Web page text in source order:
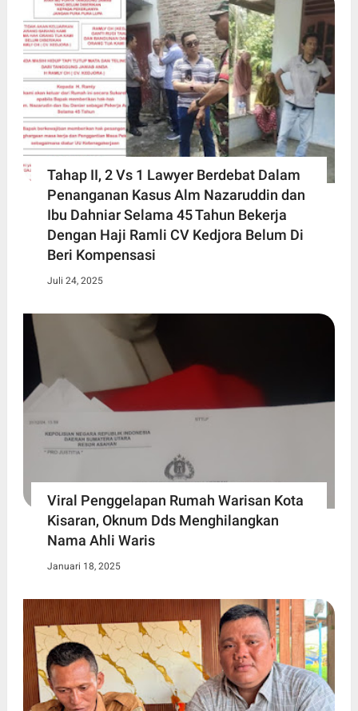
Tahap II, 2 Vs 1 Lawyer Berdebat Dalam
Penanganan Kasus Alm Nazaruddin dan
Ibu Dahniar Selama 45 Tahun Bekerja
Dengan Haji Ramli CV Kedjora Belum Di
Beri Kompensasi
Juli 24, 2025
Viral Penggelapan Rumah Warisan Kota
Kisaran, Oknum Dds Menghilangkan
Nama Ahli Waris
Januari 18, 2025